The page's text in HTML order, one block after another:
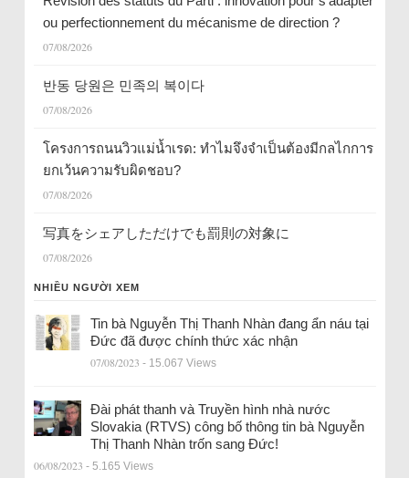
ou perfectionnement du mécanisme de direction ?
07/08/2026
반동 당원은 민족의 복이다
07/08/2026
โครงการถนนวิวแม่น้ำเรด: ทำไมจึงจำเป็นต้องมีกลไกการ
ยกเว้นความรับผิดชอบ?
07/08/2026
写真をシェアしただけでも罰則の対象に
07/08/2026
NHIỀU NGƯỜI XEM
Tin bà Nguyễn Thị Thanh Nhàn đang ẩn náu tại
Đức đã được chính thức xác nhận
07/08/2023 - 15.067 Views
Đài phát thanh và Truyền hình nhà nước
Slovakia (RTVS) công bố thông tin bà Nguyễn
Thị Thanh Nhàn trốn sang Đức!
06/08/2023 - 5.165 Views